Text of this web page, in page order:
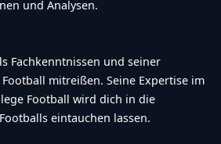
und Analysen.
Fachkenntnissen und seiner
mitreißen. Seine Expertise im
Football wird dich in die
eintauchen lassen.